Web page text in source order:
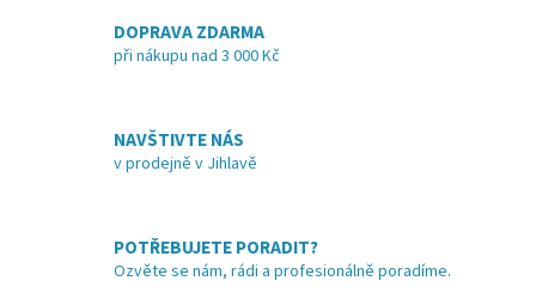
d
y
v
ý
DOPRAVA ZDARMA
při nákupu nad 3 000 Kč
NAVŠTIVTE NÁS
v prodejně v Jihlavě
POTŘEBUJETE PORADIT?
Ozvěte se nám, rádi a profesionálně poradíme.